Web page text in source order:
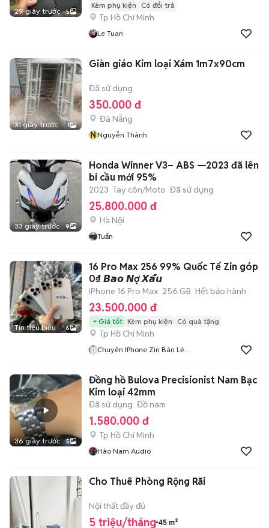
29 giây trước 5
Kèm phụ kiện Có đổi trả
Tp Hồ Chí Minh
Le Tuan
31 giây trước 1
Giàn giáo Kim loại Xám 1m7x90cm
Đã sử dụng
350.000 đ
Đà Nẵng
NNguyễn Thành
33 giây trước 9
Honda Winner V3– ABS —2023 đã lên
bi cầu mới 95%
2023 Tay côn/Moto Đã sử dụng
25.800.000 đ
Hà Nội
Tuấn
Tin tiêu biểu 6
16 Pro Max 256 99% Quốc Tế Zin góp
0₫ 𝘽𝙖𝙤 𝙉ợ 𝙓𝙖̂́𝙪
iPhone 16 Pro Max 256 GB Hết bảo hành
23.500.000 đ
Giá tốt Kèm phụ kiện Có quà tặng
Tp Hồ Chí Minh
Chuyên IPhone Zin Bán Lẻ
36 giây trước 5
Đồng hồ Bulova Precisionist Nam Bạc
Kim loại 42mm
Đã sử dụng Đồ nam
1.580.000 đ
Tp Hồ Chí Minh
Hào Nam Audio
Cho Thuê Phòng Rộng Rãi
Nội thất đầy đủ
5 triệu/tháng 45 m²